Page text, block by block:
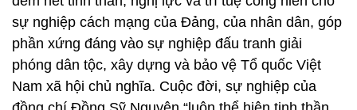
sự nghiệp cách mạng của Đảng, của nhân dân, góp
phần xứng đáng vào sự nghiệp đấu tranh giải
phóng dân tộc, xây dựng và bảo vệ Tổ quốc Việt
Nam xã hội chủ nghĩa. Cuộc đời, sự nghiệp của